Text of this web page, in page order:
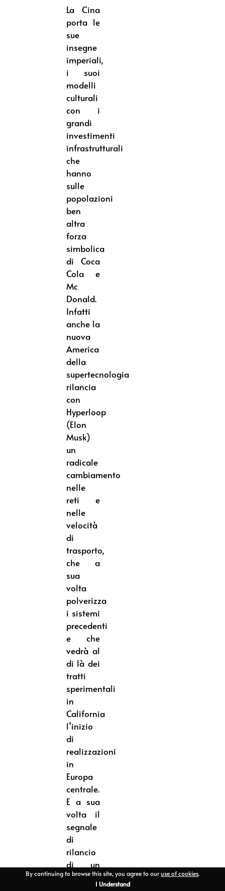
La Cina
porta le
sue
insegne
imperiali,
i suoi
modelli
culturali
con i
grandi
investimenti
infrastrutturali
che
hanno
sulle
popolazioni
ben
altra
forza
simbolica
di Coca
Cola e
Mc
Donald.
Infatti
anche la
nuova
America
della
supertecnologia
rilancia
con
Hyperloop
(Elon
Musk)
un
radicale
cambiamento
nelle
reti e
nelle
velocità
di
trasporto,
che a
sua
volta
polverizza
i sistemi
precedenti
e che
vedrà al
di là dei
tratti
sperimentali
in
California
l’inizio
di
realizzazioni
in
Europa
centrale.
E a sua
volta il
segnale
di
rilancio
di un
altro
By continuing to browse this site, you agree to ouruse of cookies.
I Understand